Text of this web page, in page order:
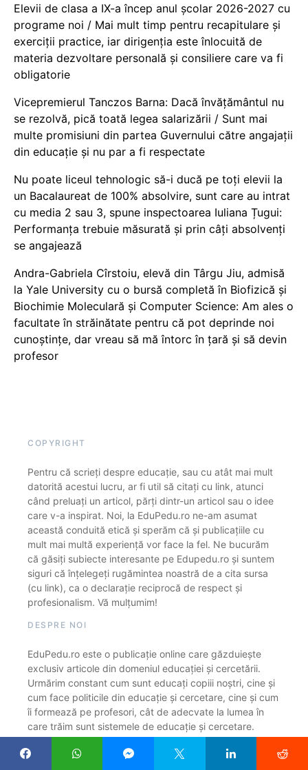
Elevii de clasa a IX-a încep anul școlar 2026-2027 cu
programe noi / Mai mult timp pentru recapitulare și
exerciții practice, iar dirigenția este înlocuită de
materia dezvoltare personală și consiliere care va fi
obligatorie
Vicepremierul Tanczos Barna: Dacă învățământul nu
se rezolvă, pică toată legea salarizării / Sunt mai
multe promisiuni din partea Guvernului către angajații
din educație și nu par a fi respectate
Nu poate liceul tehnologic să-i ducă pe toți elevii la
un Bacalaureat de 100% absolvire, sunt care au intrat
cu media 2 sau 3, spune inspectoarea Iuliana Țugui:
Performanța trebuie măsurată și prin câți absolvenți
se angajează
Andra-Gabriela Cîrstoiu, elevă din Târgu Jiu, admisă
la Yale University cu o bursă completă în Biofizică și
Biochimie Moleculară și Computer Science: Am ales o
facultate în străinătate pentru că pot deprinde noi
cunoștințe, dar vreau să mă întorc în țară și să devin
profesor
COPYRIGHT
Pentru că scrieți despre educație, sau cu atât mai mult
datorită acestui lucru, ar fi util să citați cu link, atunci
când preluați un articol, părți dintr-un articol sau o idee
care v-a inspirat. Noi, la EduPedu.ro ne-am asumat
această conduită etică și sperăm că și publicațiile cu
mult mai multă experiență vor face la fel. Ne bucurăm
că găsiți subiecte interesante pe Edupedu.ro și suntem
siguri că înțelegeți rugămintea noastră de a cita sursa
(cu link), ca o declarație reciprocă de respect și
profesionalism. Vă mulțumim!
DESPRE NOI
EduPedu.ro este o publicație online care găzduiește
exclusiv articole din domeniul educației și cercetării.
Urmărim constant cum sunt educați copiii noștri, cine și
cum face politicile din educație și cercetare, cine și cum
îi formează pe profesori, cât de adecvate la lumea în
care trăim sunt sistemele de educație și cercetare.
CONTACT REDACȚIE